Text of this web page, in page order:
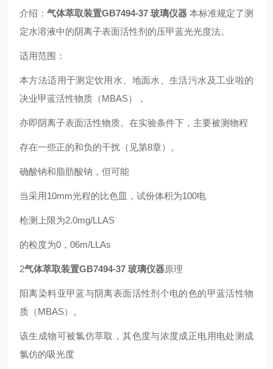
介绍： 气体萃取装置GB7494-37 玻璃仪器 本标准规定了测
定水溶液中的阴离子表面活性剂的压甲蓝光光度法。
适用范围：
本方法适用于测定饮用水、地面水、生活污水及工业啦的
决业甲蓝活性物质（MBAS），
亦即阴离子表面活性物质。在实验条件下，主要被测物程
存在一些正的和负的干扰（见第8章）。
确酸钠和脂肪酸钠，但可能
当采用10mm光程的比色皿，试份体积为100电
枪测上限为2.0mg/LLAS
的检度为0，06m/LLAs
2气体萃取装置GB7494-37 玻璃仪器原理
阳离染料亚甲蓝与阴离表面活性剂个电的色的甲蓝活性物
质（MBAS）。
该生成物可被氯仿萃取，其色度与浓度成正电用电处测成
氯仿的吸光度